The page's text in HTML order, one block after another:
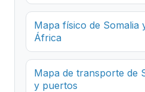
Mapa físico de Somalia
África
Mapa de transporte de
y puertos